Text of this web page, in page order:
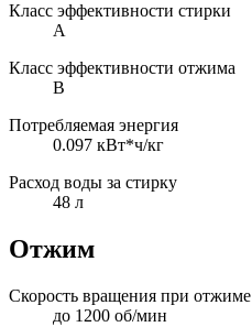
Класс эффективности стирки
A
Класс эффективности отжима
B
Потребляемая энергия
0.097 кВт*ч/кг
Расход воды за стирку
48 л
Отжим
Скорость вращения при отжиме
до 1200 об/мин